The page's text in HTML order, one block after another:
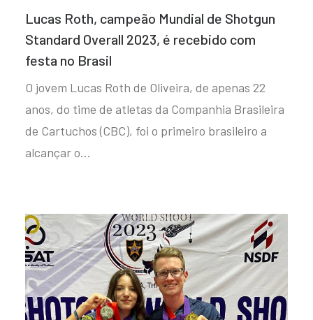
Lucas Roth, campeão Mundial de Shotgun
Standard Overall 2023, é recebido com
festa no Brasil
O jovem Lucas Roth de Oliveira, de apenas 22
anos, do time de atletas da Companhia Brasileira
de Cartuchos (CBC), foi o primeiro brasileiro a
alcançar o…